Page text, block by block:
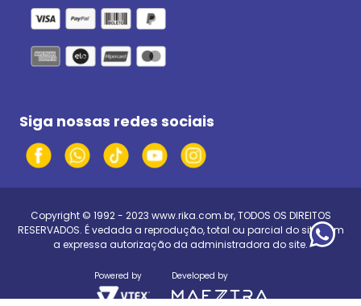
Siga nossas redes sociais
Copyright © 1992 - 2023 www.rika.com.br, TODOS OS DIREITOS
RESERVADOS. É vedada a reprodução, total ou parcial do site, sem
a expressa autorização da administradora do site.
Powered by Developed by